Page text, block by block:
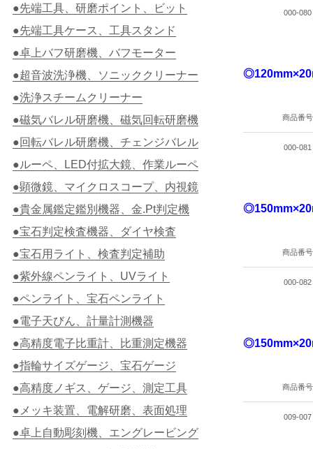
000-080
商品番号
000-081
商品番号
000-082
商品番号
009-007
●先端工具、研磨ポイント、ビット
●先端工具ケース、工具スタンド
●卓上バフ研磨機、バフモーター
●超音波洗浄機、ソニッククリーナー
●洗浄スチームクリーナー
●磁気バレル研磨機、磁気回転研磨機
●回転バレル研磨機、チェンジバレル
●ルーペ、LED付拡大鏡、作業ルーペ
●顕微鏡、マイクロスコープ、内視鏡
●貴金属鑑定鑑別機器、金.Pt判定機
●宝石判定検査機器、ダイヤ検査
●宝石用ライト、検査判定補助
●紫外線ペンライト、UVライト
●ペンライト、宝石ペンライト
●電子天びん、計量計測機器
●高精度電子比重計、比重測定機器
●指輪サイズゲージ、宝石ゲージ
●高精度ノギス、ゲージ、測定工具
●メッキ装置、電解研磨、表面処理
●卓上自動彫刻機、エングレービング